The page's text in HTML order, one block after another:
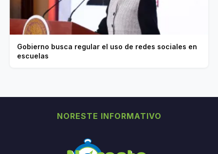
Gobierno busca regular el uso de redes sociales en
escuelas
NORESTE INFORMATIVO